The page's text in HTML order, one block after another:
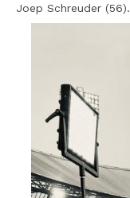
Joep Schreuder (56).